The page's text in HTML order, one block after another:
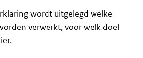
wordt uitgelegd welke
verwerkt, voor welk doel